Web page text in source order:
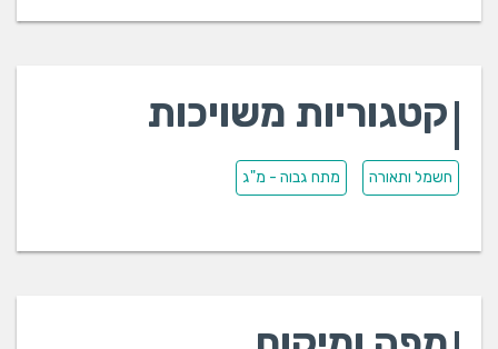
קטגוריות משויכות
חשמל ותאורה מתח גבוה - מ"ג